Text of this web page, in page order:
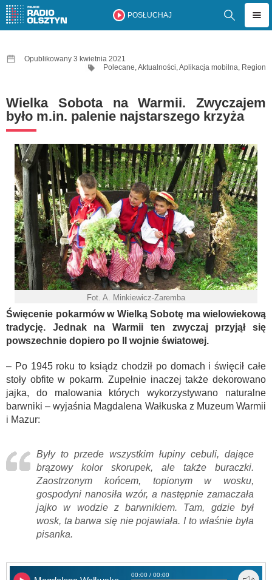
POSŁUCHAJ
Opublikowany 3 kwietnia 2021
Polecane,Aktualności,Aplikacja mobilna, Region
Wielka Sobota na Warmii. Zwyczajem
było m.in. palenie najstarszego krzyża
Fot. A. Minkiewicz-Zaremba
Święcenie pokarmów w Wielką Sobotę ma wielowiekową
tradycję. Jednak na Warmii ten zwyczaj przyjął się
powszechnie dopiero po II wojnie światowej.
– Po 1945 roku to ksiądz chodził po domach i święcił całe
stoły obfite w pokarm. Zupełnie inaczej także dekorowano
jajka, do malowania których wykorzystywano naturalne
barwniki – wyjaśnia Magdalena Wałkuska z Muzeum Warmii
i Mazur:
Były to przede wszystkim łupiny cebuli, dające
brązowy kolor skorupek, ale także buraczki.
Zaostrzonym końcem, topionym w wosku,
gospodyni nanosiła wzór, a następnie zamaczała
jajko w wodzie z barwnikiem. Tam, gdzie był
wosk, ta barwa się nie pojawiała. I to właśnie była
pisanka.
00:00 / 00:00